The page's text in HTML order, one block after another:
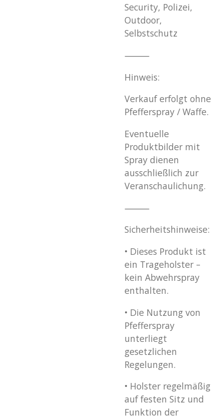
Security, Polizei,
Outdoor,
Selbstschutz
⸻
Hinweis:
Verkauf erfolgt ohne
Pfefferspray / Waffe.
Eventuelle
Produktbilder mit
Spray dienen
ausschließlich zur
Veranschaulichung.
⸻
Sicherheitshinweise:
• Dieses Produkt ist
ein Trageholster –
kein Abwehrspray
enthalten.
• Die Nutzung von
Pfefferspray
unterliegt
gesetzlichen
Regelungen.
• Holster regelmäßig
auf festen Sitz und
Funktion der